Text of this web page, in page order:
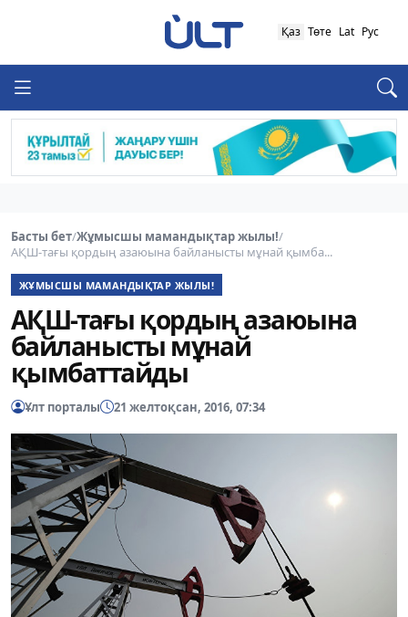
Қаз Төте Lat Рус
Басты бет/Жұмысшы мамандықтар жылы!/
АҚШ-тағы қордың азаюына байланысты мұнай қымба...
ЖҰМЫСШЫ МАМАНДЫҚТАР ЖЫЛЫ!
АҚШ-тағы қордың азаюына
байланысты мұнай
қымбаттайды
Ұлт порталы 21 желтоқсан, 2016, 07:34